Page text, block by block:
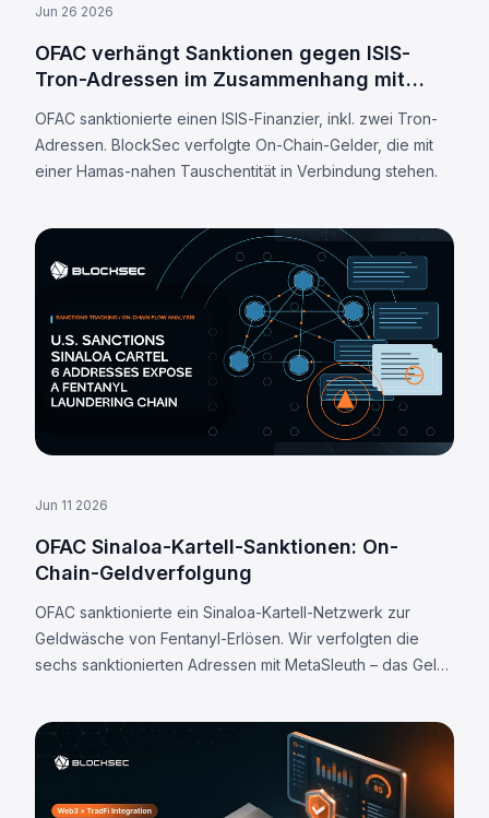
Jun 26 2026
OFAC verhängt Sanktionen gegen ISIS-
Tron-Adressen im Zusammenhang mit
OFAC sanktionierte einen ISIS-Finanzier, inkl. zwei Tron-
Adressen. BlockSec verfolgte On-Chain-Gelder, die mit
einer Hamas-nahen Tauschentität in Verbindung stehen.
Jun 11 2026
OFAC Sinaloa-Kartell-Sanktionen: On-
Chain-Geldverfolgung
OFAC sanktionierte ein Sinaloa-Kartell-Netzwerk zur
Geldwäsche von Fentanyl-Erlösen. Wir verfolgten die
sechs sanktionierten Adressen mit MetaSleuth – das Geld